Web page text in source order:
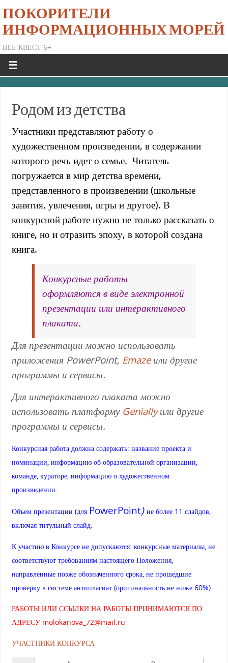
ПОКОРИТЕЛИ
ИНФОРМАЦИОННЫХ МОРЕЙ
ВЕБ-КВЕСТ 6+
Родом из детства
Участники представляют работу о
художественном произведении, в содержании
которого речь идет о семье. Читатель
погружается в мир детства времени,
представленного в произведении (школьные
занятия, увлечения, игры и другое). В
конкурсной работе нужно не только рассказать о
книге, но и отразить эпоху, в которой создана
книга.
Конкурсные работы
оформляются в виде электронной
презентации или интерактивного
плаката.
Для презентации можно использовать
приложения PowerPoint, Emazeили другие
программы и сервисы.
Для интерактивного плаката можно
использовать платформу Geniallyили другие
программы и сервисы.
Конкурсная работа должна содержать: название проекта и
номинации, информацию об образовательной организации,
команде, кураторе, информацию о художественном
произведении.
Объем презентации (для PowerPoint) не более 11 слайдов,
включая титульный слайд.
К участию в Конкурсе не допускаются: конкурсные материалы, не
соответствуют требованиям настоящего Положения,
направленные позже обозначенного срока, не прошедшие
проверку в системе антиплагиат (оригинальность не ниже 60%).
РАБОТЫ ИЛИ ССЫЛКИ НА РАБОТЫ ПРИНИМАЮТСЯ ПО
АДРЕСУ molokanova_72@mail.ru
УЧАСТНИКИ КОНКУРСА